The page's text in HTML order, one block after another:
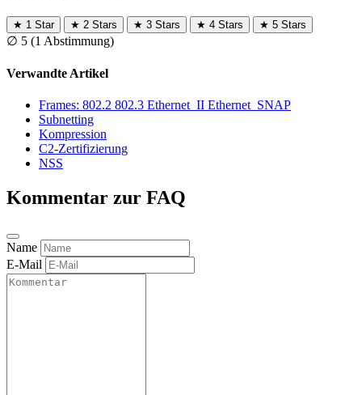
★ 1 Star ★ 2 Stars ★ 3 Stars ★ 4 Stars ★ 5 Stars
∅ 5 (1 Abstimmung)
Verwandte Artikel
Frames: 802.2 802.3 Ethernet_II Ethernet_SNAP
Subnetting
Kompression
C2-Zertifizierung
NSS
Kommentar zur FAQ
Name
E-Mail